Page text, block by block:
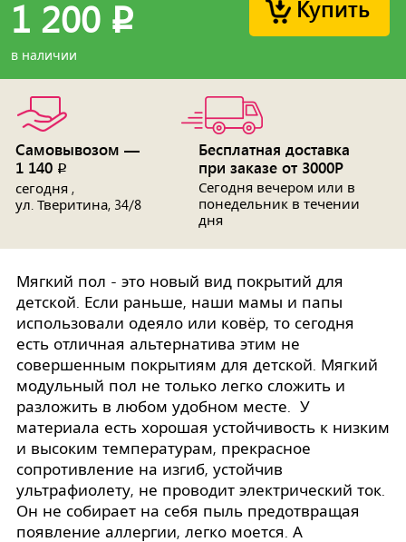
Купить
1 200 p
в наличии
Самовывозом —
1 140 p
сегодня ,
ул. Тверитина, 34/8
Бесплатная доставка
при заказе от 3000Р
Сегодня вечером или в
понедельник в течении
дня
Мягкий пол - это новый вид покрытий для
детской. Если раньше, наши мамы и папы
использовали одеяло или ковёр, то сегодня
есть отличная альтернатива этим не
совершенным покрытиям для детской. Мягкий
модульный пол не только легко сложить и
разложить в любом удобном месте. У
материала есть хорошая устойчивость к низким
и высоким температурам, прекрасное
сопротивление на изгиб, устойчив
ультрафиолету, не проводит электрический ток.
Он не собирает на себя пыль предотвращая
появление аллергии, легко моется. А